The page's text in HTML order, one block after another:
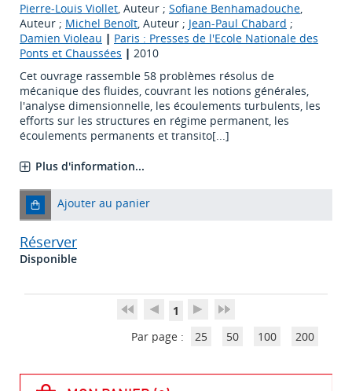
Pierre-Louis Viollet, Auteur ; Sofiane Benhamadouche,
Auteur ; Michel Benoît, Auteur ; Jean-Paul Chabard ;
Damien Violeau | Paris : Presses de l'Ecole Nationale des
Ponts et Chaussées | 2010
Cet ouvrage rassemble 58 problèmes résolus de
mécanique des fluides, couvrant les notions générales,
l'analyse dimensionnelle, les écoulements turbulents, les
efforts sur les structures en régime permanent, les
écoulements permanents et transito[...]
Plus d'information...
Ajouter au panier
Réserver
Disponible
1
Par page :
25 50 100 200